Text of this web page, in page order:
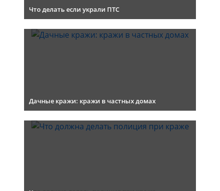
Что делать если украли ПТС
Дачные кражи: кражи в частных домах